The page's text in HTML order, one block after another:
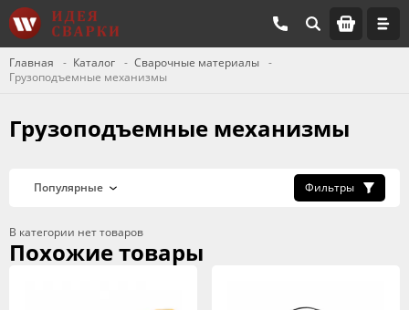
Главная Каталог
Сварочные материалы
Грузоподъемные механизмы
Грузоподъемные механизмы
Фильтры
В категории нет товаров
Похожие товары